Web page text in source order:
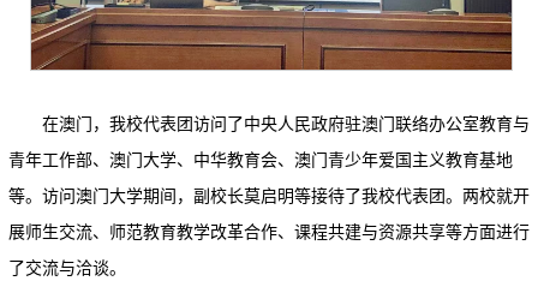
在澳门，我校代表团访问了中央人民政府驻澳门联络办公室教育与
青年工作部、澳门大学、中华教育会、澳门青少年爱国主义教育基地
等。访问澳门大学期间，副校长莫启明等接待了我校代表团。两校就开
展师生交流、师范教育教学改革合作、课程共建与资源共享等方面进行
了交流与洽谈。